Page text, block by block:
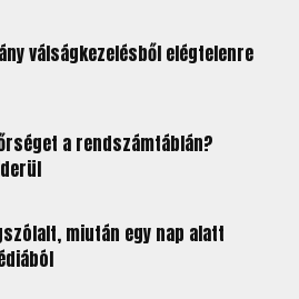
válságkezelésből elégtelenre
a rendszámtáblán?
miután egy nap alatt